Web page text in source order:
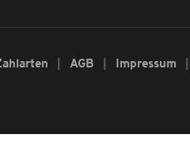
AGB Impressum